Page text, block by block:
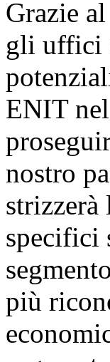
Grazie
gli uffici
ENIT
nostro
strizzerà
specifici
più